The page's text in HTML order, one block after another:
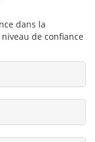
dans la
de confiance